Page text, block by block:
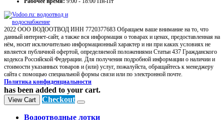
2022 ООО ВОДООТВОД ИНН 7720377683 Обращаем ваше внимание на то, что
данный интернет-сайт, а также вся информация о товарах и ценах, предоставленная на
нём, носит исключительно информационный характер и ни при каких условиях не
является публичной офертой, определяемой положениями Статьи 437 Гражданского
кодекса Российской Федерации. Для получения подробной информации о наличии и
стоимости указанных товаров и (или) услуг, пожалуйста, обращайтесь к менеджеру
сайта с помощью специальной формы связи или по электронной почте.
Политика конфиденциальности
has been added to your cart.
View Cart Checkout
Водоотводные лотки